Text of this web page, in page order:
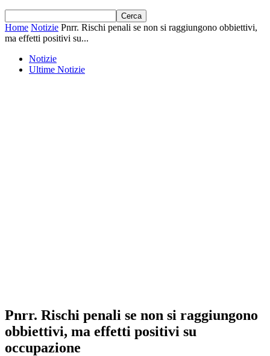
Home Notizie Pnrr. Rischi penali se non si raggiungono obbiettivi,
ma effetti positivi su...
Notizie
Ultime Notizie
Pnrr. Rischi penali se non si raggiungono
obbiettivi, ma effetti positivi su
occupazione